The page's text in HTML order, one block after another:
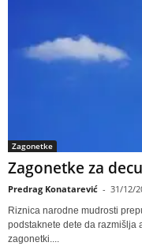
Zagonetke
Zagonetke za
Predrag Konatarević - 31/12/
Riznica narodne mudrosti
podstaknete dete da razmišlja
zagonetki....